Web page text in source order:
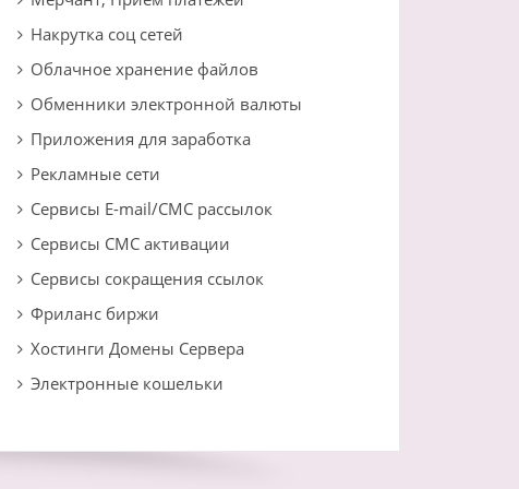
Накрутка соц сетей
Облачное хранение файлов
Обменники электронной валюты
Приложения для заработка
Рекламные сети
Сервисы E-mail/СМС рассылок
Сервисы СМС активации
Сервисы сокращения ссылок
Фриланс биржи
Хостинги Домены Сервера
Электронные кошельки